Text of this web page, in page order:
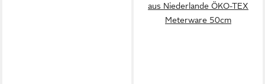
aus Niederlande ÖKO-TEX
Meterware 50cm